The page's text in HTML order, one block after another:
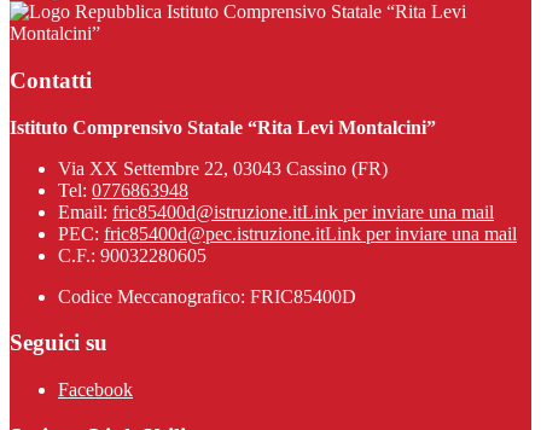
Istituto Comprensivo Statale “Rita Levi
Montalcini”
Contatti
Istituto Comprensivo Statale “Rita Levi Montalcini”
Via XX Settembre 22, 03043 Cassino (FR)
Tel: 0776863948
Email: fric85400d@istruzione.itLink per inviare una mail
PEC: fric85400d@pec.istruzione.itLink per inviare una mail
C.F.: 90032280605
Codice Meccanografico: FRIC85400D
Seguici su
Facebook